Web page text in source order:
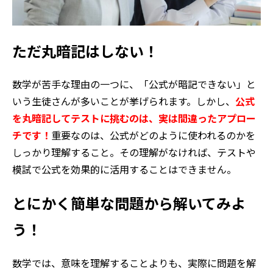
ただ丸暗記はしない！
数学が苦手な理由の一つに、「公式が暗記できない」と
いう生徒さんが多いことが挙げられます。しかし、 公式
を丸暗記してテストに挑むのは、実は間違ったアプロー
チです！ 重要なのは、公式がどのように使われるのかを
しっかり理解すること。その理解がなければ、テストや
模試で公式を効果的に活用することはできません。
とにかく簡単な問題から解いてみよ
う！
数学では、意味を理解することよりも、実際に問題を解